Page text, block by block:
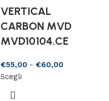
VERTICAL
CARBON MVD
MVD10104.CE
€55,00 - €60,00
Scegli